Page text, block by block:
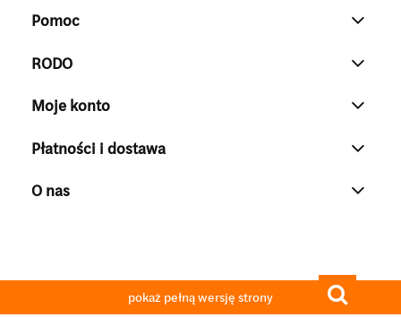
Pomoc
RODO
Moje konto
Płatności i dostawa
O nas
pokaż pełną wersję strony